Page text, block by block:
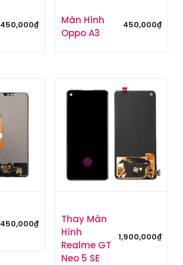
450,000₫
Màn Hình
Oppo A3
450,000₫
450,000₫
Thay Màn
Hình
Realme GT
Neo 5 SE
1,900,000₫